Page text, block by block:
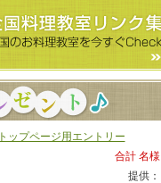
トップページ用エントリー
合計 名様
提供：